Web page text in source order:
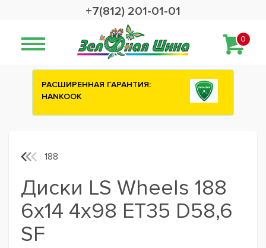
+7(812) 201-01-01
0
ГАРАНТИЯ:
Сashback 2500
шины ATTAR
188
Диски LS Wheels 188
6x14 4x98 ET35 D58,6
SF